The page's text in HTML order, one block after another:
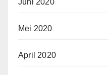
Juni 2020
Mei 2020
April 2020